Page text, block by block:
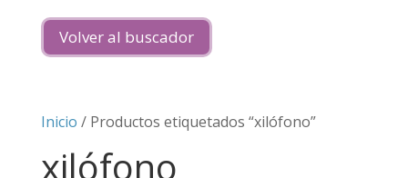
Volver al buscador
Inicio / Productos etiquetados “xilófono”
xilófono